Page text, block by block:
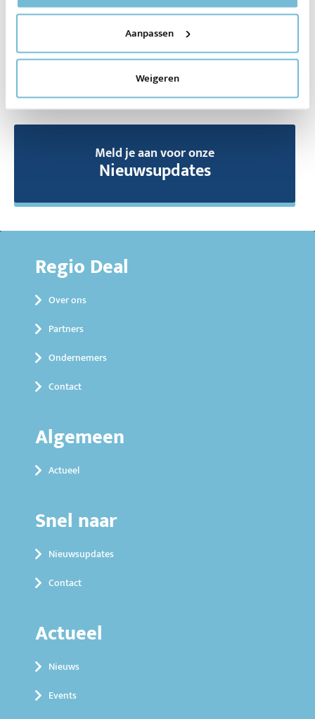
Aanpassen
Weigeren
nieuwsupdates
Wil je op de hoogte blijven? Meld je
dan nu aan!
Meld je aan voor onze
Nieuwsupdates
Regio Deal
Over ons
Partners
Ondernemers
Contact
Algemeen
Actueel
Snel naar
Nieuwsupdates
Contact
Actueel
Nieuws
Events